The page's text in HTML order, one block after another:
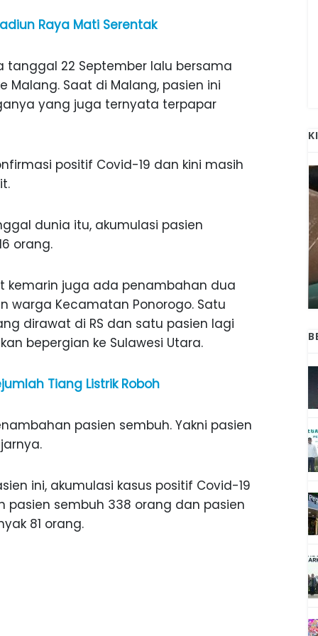
Raya Mati Serentak
tanggal 22 September lalu bersama
Malang. Saat di Malang, pasien ini
yang juga ternyata terpapar
positif Covid-19 dan kini masih
dunia itu, akumulasi pasien
orang.
kemarin juga ada penambahan dua
warga Kecamatan Ponorogo. Satu
dirawat di RS dan satu pasien lagi
bepergian ke Sulawesi Utara.
Tiang Listrik Roboh
pasien sembuh. Yakni pasien
ini, akumulasi kasus positif Covid-19
pasien sembuh 338 orang dan pasien
81 orang.
SEJAK 1996